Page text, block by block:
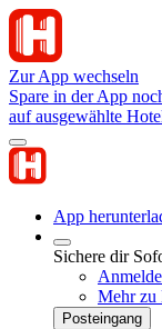
Zur App wechseln
Spare in der App
auf ausgewählte
App
Sichere dir
Mehr zu
Posteingang